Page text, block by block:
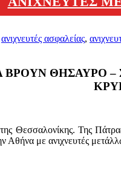
ανιχνευτές ασφαλείας,
ΘΗΣΑΥΡΟ
της Θεσσαλονίκης. Της
Αθήνα με ανιχνευτές